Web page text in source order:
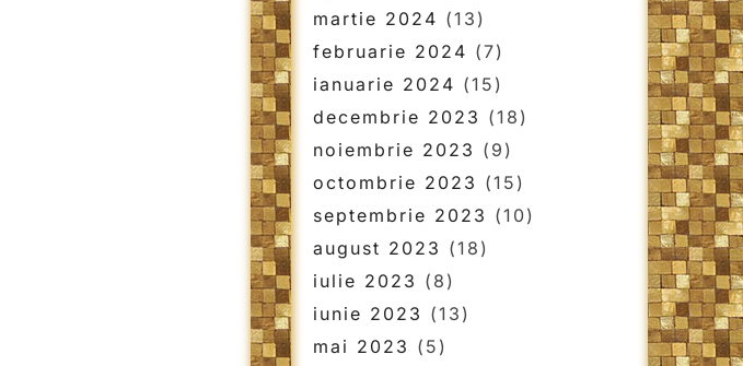
martie 2024 (13)
februarie 2024 (7)
ianuarie 2024 (15)
decembrie 2023 (18)
noiembrie 2023 (9)
octombrie 2023 (15)
septembrie 2023 (10)
august 2023 (18)
iulie 2023 (8)
iunie 2023 (13)
mai 2023 (5)